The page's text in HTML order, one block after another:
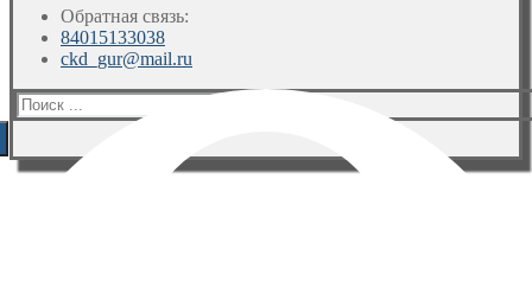
Обратная связь:
84015133038
ckd_gur@mail.ru
Искать: